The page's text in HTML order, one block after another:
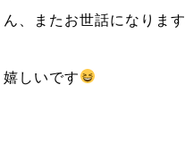
、またお世話になります
しいです